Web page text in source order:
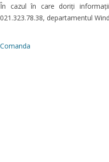
În cazul în care doriți
021.323.78.38, departamentul
Comanda